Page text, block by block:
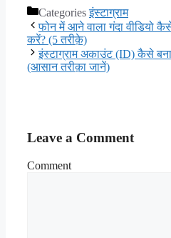
Categoriesइंस्टाग्राम
फोन में आने वाला गंदा वीडियो
करें? (5 तरीक़े)
इंस्टाग्राम अकाउंट (ID) कैसे
(आसान तरीक़ा जानें)
Leave a Comment
Comment